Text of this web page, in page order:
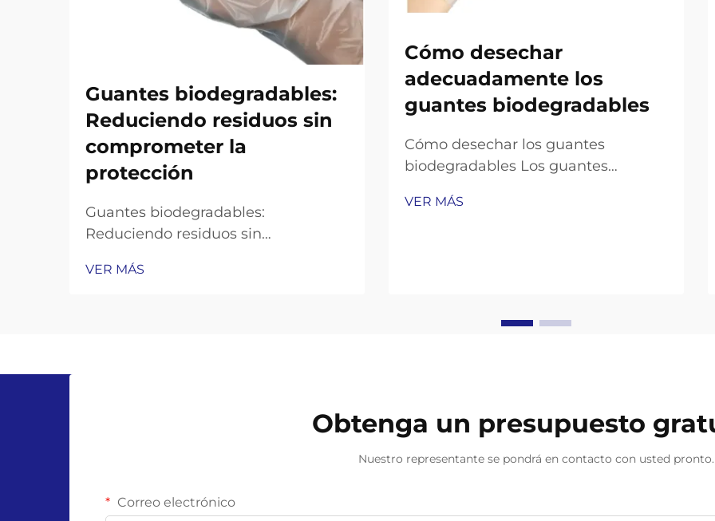
Guantes biodegradables:
Reduciendo residuos sin
comprometer la
protección
Guantes biodegradables:
Reduciendo residuos sin
industrias que van desde la
VER MÁS
Cómo desechar
adecuadamente los
guantes biodegradables
Cómo desechar los guantes
biodegradables Los guantes
ecológica popular, ofreciendo
desechas correctamente...
VER MÁS
Obtenga un presupuesto
Nuestro representante se pondrá en contacto con usted pronto.
Correo electrónico